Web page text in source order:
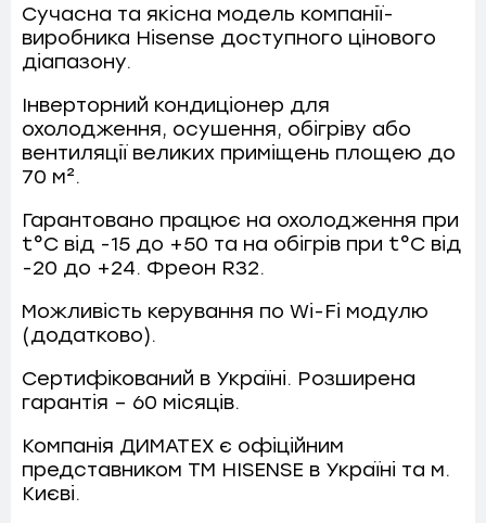
Сучасна та якісна модель компанії-
виробника Hisense доступного цінового
діапазону.
Інверторний кондиціонер для
охолодження, осушення, обігріву або
вентиляції великих приміщень площею до
70 м².
Гарантовано працює на охолодження при
t°C від -15 до +50 та на обігрів при t°C від
-20 до +24. Фреон R32.
Можливість керування по Wi-Fi модулю
(додатково).
Сертифікований в Україні. Розширена
гарантія – 60 місяців.
Компанія ДИМАТЕХ є офіційним
представником ТМ HISENSE в Україні та м.
Києві.
МЕНЮ
ПОСЛУГИ
КАТАЛОГ
ПРО НАС
СПІВПРАЦЯ
+38-097-845-12-79 +38-093-147-27-29